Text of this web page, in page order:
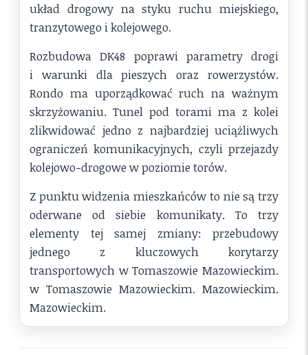
układ drogowy na styku ruchu miejskiego,
tranzytowego i kolejowego.
Rozbudowa DK48 poprawi parametry drogi
i warunki dla pieszych oraz rowerzystów.
Rondo ma uporządkować ruch na ważnym
skrzyżowaniu. Tunel pod torami ma z kolei
zlikwidować jedno z najbardziej uciążliwych
ograniczeń komunikacyjnych, czyli przejazdy
kolejowo-drogowe w poziomie torów.
Z punktu widzenia mieszkańców to nie są trzy
oderwane od siebie komunikaty. To trzy
elementy tej samej zmiany: przebudowy
jednego z kluczowych korytarzy
transportowych w Tomaszowie Mazowieckim.
w Tomaszowie Mazowieckim. Mazowieckim.
Mazowieckim.